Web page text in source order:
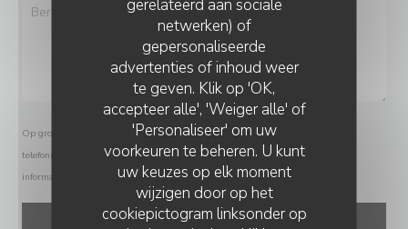
gerelateerd aan sociale
netwerken) of
gepersonaliseerde
advertenties of inhoud weer
te geven. Klik op 'OK,
accepteer alle', 'Weiger alle' of
'Personaliseer' om uw
voorkeuren te beheren. U kunt
uw keuzes op elk moment
wijzigen door op het
cookiepictogram linksonder op
Op grond van de privacywetgeving heeft u het recht om u af te melden voor
telefonische marketing via het Bel-me-niet Register:bel-me-niet.nl. Voor meer
informatie over hoe wij uw gegevens verwerken, zie onsprivacybeleid